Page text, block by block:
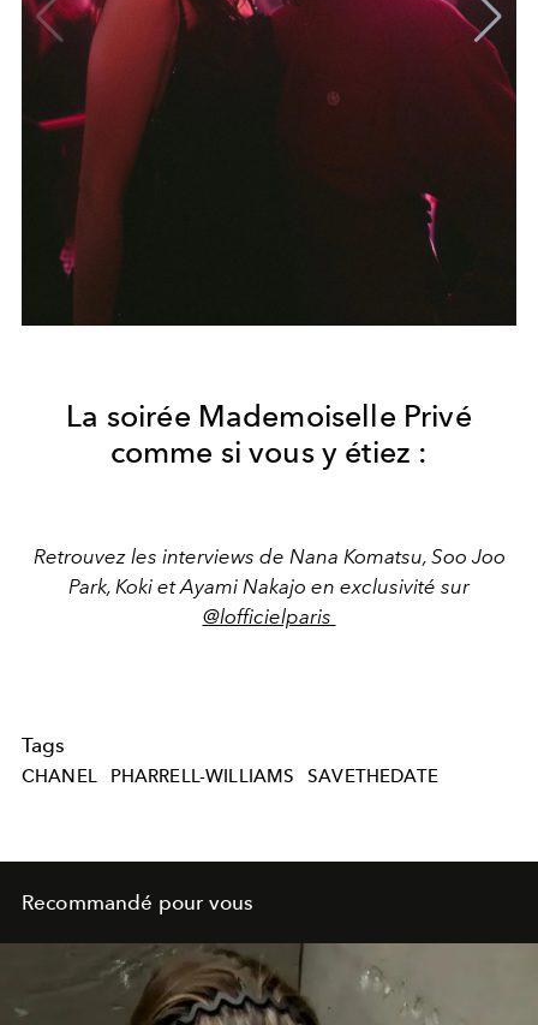
La soirée Mademoiselle Privé
comme si vous y étiez :
Retrouvez les interviews de Nana Komatsu, Soo Joo
Park, Koki et Ayami Nakajo en exclusivité sur
@lofficielparis
Tags
CHANEL PHARRELL-WILLIAMS SAVETHEDATE
Recommandé pour vous